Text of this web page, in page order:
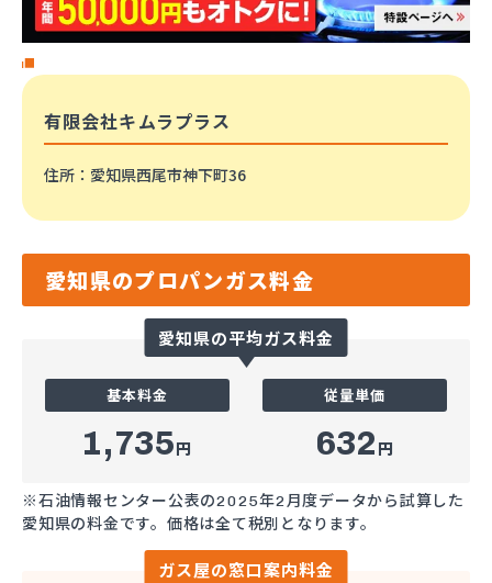
有限会社キムラプラス
住所 ：愛知県西尾市神下町36
愛知県のプロパンガス料金
愛知県の平均ガス料金
基本料金
1,735円
従量単価
632 円
※石油情報センター公表の2025年2月度データから試算した
愛知県の料金です。価格は全て税別となります。
ガス屋の窓口案内料金